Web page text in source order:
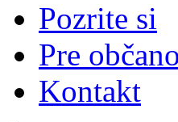
Pozrite si
Pre
Kontakt